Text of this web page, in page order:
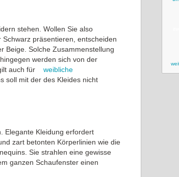
stehen. Wollen Sie also
präsentieren, entscheiden
Beige. Solche Zusammenstellung
werden sich von der
auch für
weibliche
soll mit der des Kleides nicht
Elegante Kleidung erfordert
zart betonten Körperlinien wie die
Sie strahlen eine gewisse
ganzen Schaufenster einen